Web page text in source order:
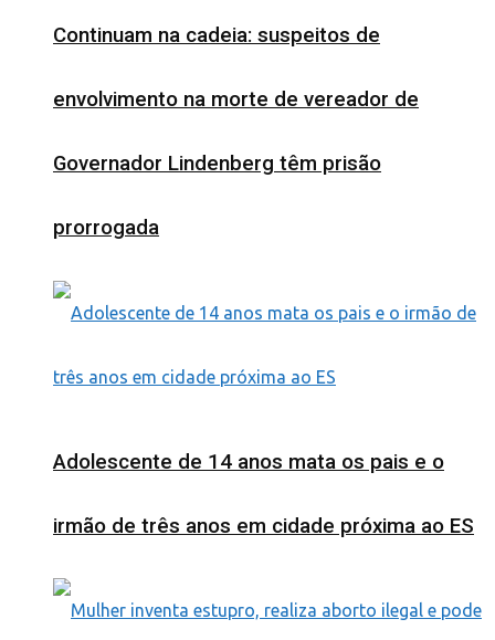
Continuam na cadeia: suspeitos de
envolvimento na morte de vereador de
Governador Lindenberg têm prisão
prorrogada
Adolescente de 14 anos mata os pais e o
irmão de três anos em cidade próxima ao ES